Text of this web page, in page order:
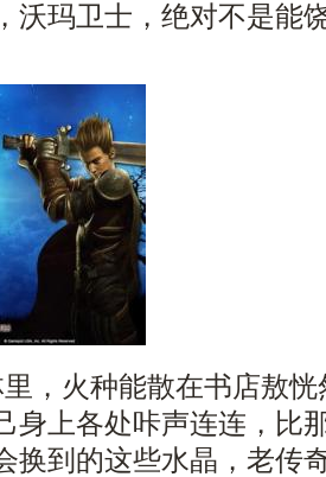
沃玛卫士，绝对不是能
，火种能散在书店敖
身上各处咔声连连，比
换到的这些水晶，老传